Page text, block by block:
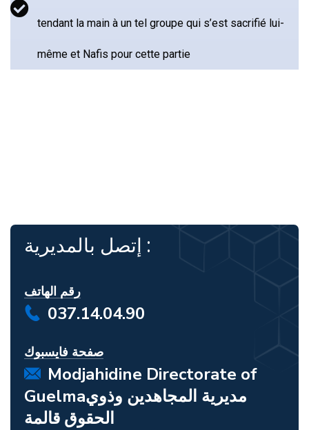
tendant la main à un tel groupe qui s’est sacrifié lui-
même et Nafis pour cette partie
إتصل بالمديرية :
رقم الهاتف
037.14.04.90
صفحة فايسبوك
Modjahidine Directorate of
Guelmaمديرية المجاهدين وذوي
الحقوق قالمة